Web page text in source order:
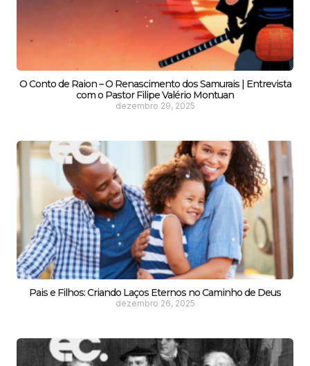
O Conto de Raion – O Renascimento dos Samurais | Entrevista
com o Pastor Filipe Valério Montuan
dezembro 29, 2025
Pais e Filhos: Criando Laços Eternos no Caminho de Deus
dezembro 26, 2025